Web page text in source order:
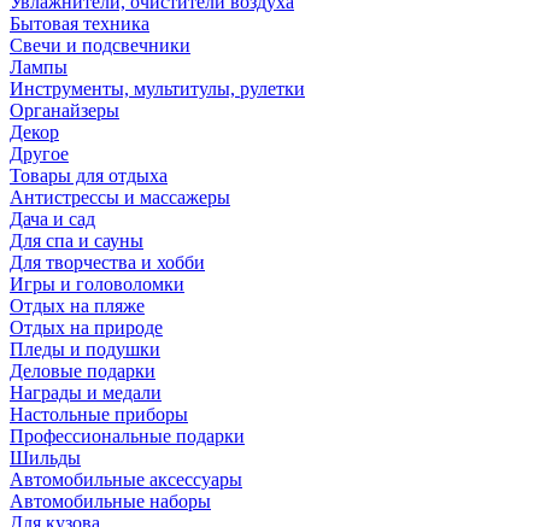
Бытовая техника
Свечи и подсвечники
Лампы
Инструменты, мультитулы, рулетки
Органайзеры
Декор
Другое
Товары для отдыха
Антистрессы и массажеры
Дача и сад
Для спа и сауны
Для творчества и хобби
Игры и головоломки
Отдых на пляже
Отдых на природе
Пледы и подушки
Деловые подарки
Награды и медали
Настольные приборы
Профессиональные подарки
Шильды
Автомобильные аксессуары
Автомобильные наборы
Для кузова